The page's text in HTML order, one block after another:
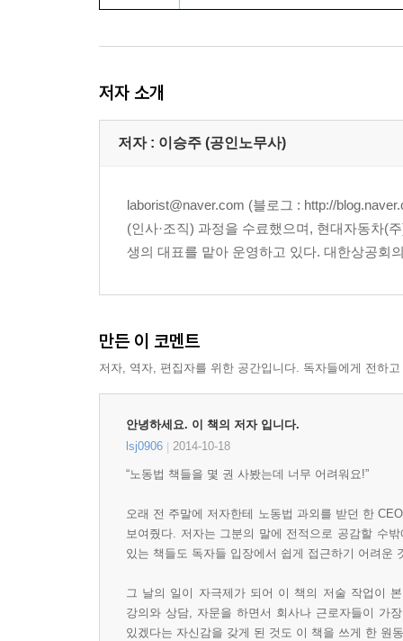
19 연말 경영성과에 따라 지급 여부나 지급률이
[법정가산수당]
23 숙·일직 근무에 대해서도 연장근로수당과 같
25 상시 4명 이하 사업장에서도 연장·야간·휴일근
[포괄임금제]
27 고정 연장근로수당이 근로기준법상 기준에 미
29 연차휴가 미사용수당도 월 급여에 포괄하여 미
31 최저임금 위반 여부는 임금 총액 기준으로 판단
32 월급제의 경우 최저임금법 위반 여부를 어떻게
33 최저임금은 어느 근로자에게나 예외 없이 적용
[휴업수당]
34 회사 사정으로 일시 휴업을 하려고 할 때 일방
[임금 지급방법]
35 임금 지급시 유의사항으로는 무엇이 있나요?
저자 소개
저자 : 이승주 (공인노무사)
laborist@naver.com (블로그 : http://
(인사·조직) 과정을 수료했으며, 현대자동차(
생의 대표를 맡아 운영하고 있다. 대한상공회
만든 이 코멘트
저자, 역자, 편집자를 위한 공간입니다. 독자들에게 전하
안녕하세요. 이 책의 저자 입니다.
lsj0906
2014-10-18
“노동법 책들을 몇 권 사봤는데 너무 어려워요!”
오래 전 주말에 저자한테 노동법 과외를 받던 한
보여줬다. 저자는 그분의 말에 전적으로 공감할 수
있는 책들도 독자들 입장에서 쉽게 접근하기 어려운
그 날의 일이 자극제가 되어 이 책의 저술 작업이
강의와 상담, 자문을 하면서 회사나 근로자들이 가
있겠다는 자신감을 갖게 된 것도 이 책을 쓰게 한 원